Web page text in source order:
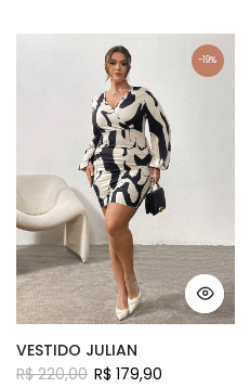
-19%
VESTIDO JULIAN
R$ 220,00 R$ 179,90